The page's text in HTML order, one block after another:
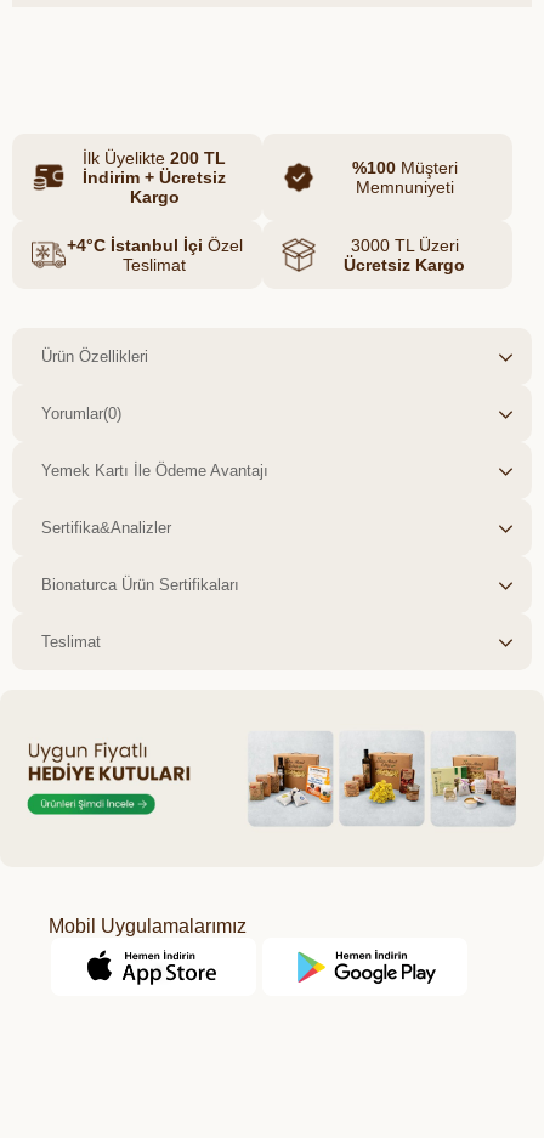
uyum sağlar; hem klasik hem de modern
tariflerde rahatlıkla kullanılabilir.
İlk Üyelikte 200 TL
İndirim + Ücretsiz
Kargo
%100Müşteri
Memnuniyeti
+4°C İstanbul İçi Özel
Teslimat
3000 TL Üzeri
Ücretsiz Kargo
Ürün Özellikleri
Yorumlar(0)
Yemek Kartı İle Ödeme Avantajı
Sertifika&Analizler
Bionaturca Ürün Sertifikaları
Teslimat
Mobil Uygulamalarımız